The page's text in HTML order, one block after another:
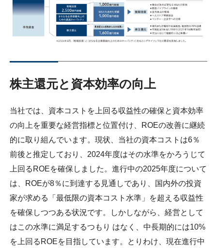
株主還元と資本効率の向上
当社では、資本コストを上回る収益性の確保と資本効率
の向上を重要な経営指標と位置付け、ROEの改善に継続
的に取り組んでいます。現状、当社の資本コストは6％
前後と推定しており、2024年度はその水準をかろうじて
上回るROEを確保しました。進行中の2025年度について
は、ROEが8％に到達する見通しであり、国内外の投資
家が求める「最低限の資本コスト水準」を超える収益性
を確保しつつある状況です。しかしながら、経営として
はこの水準に満足するつもり はなく、中長期的には10%
を上回るROEを目指しています。とりわけ、現在進行中